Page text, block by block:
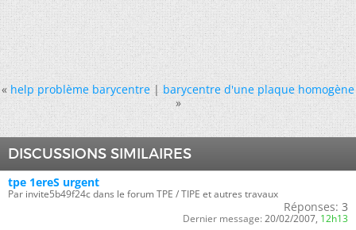
« help problème barycentre|barycentre d'une plaque homogène
»
DISCUSSIONS SIMILAIRES
tpe 1ereS urgent
Par invite5b49f24c dans le forum TPE / TIPE et autres travaux
Réponses: 3
Dernier message: 20/02/2007, 12h13